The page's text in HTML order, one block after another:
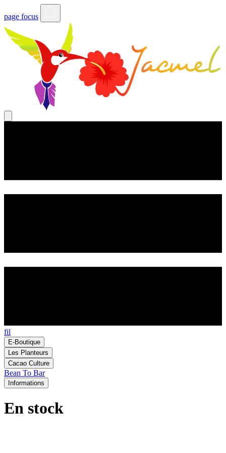
page focus
fil
E-Boutique
Les Planteurs
Cacao Culture
Bean To Bar
Informations
En stock